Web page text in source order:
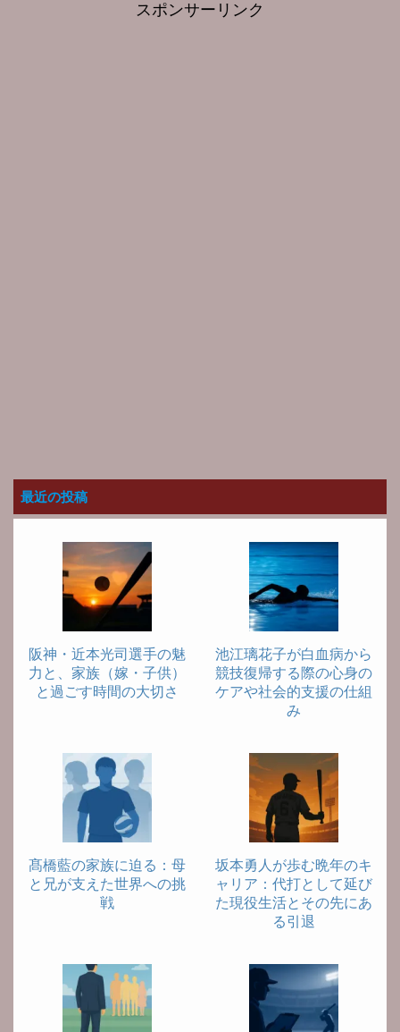
スポンサーリンク
最近の投稿
阪神・近本光司選手の魅
力と、家族（嫁・子供）
と過ごす時間の大切さ
池江璃花子が白血病から
競技復帰する際の心身の
ケアや社会的支援の仕組
み
髙橋藍の家族に迫る：母
と兄が支えた世界への挑
戦
坂本勇人が歩む晩年のキ
ャリア：代打として延び
た現役生活とその先にあ
る引退